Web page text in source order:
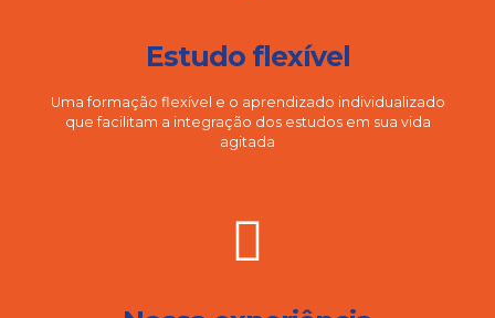
Estudo flexível
Uma formação flexível e o aprendizado individualizado
que facilitam a integração dos estudos em sua vida
agitada